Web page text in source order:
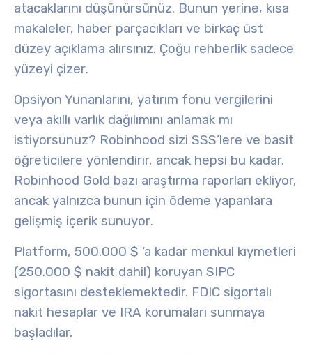
atacaklarını düşünürsünüz. Bunun yerine, kısa
makaleler, haber parçacıkları ve birkaç üst
düzey açıklama alırsınız. Çoğu rehberlik sadece
yüzeyi çizer.
Opsiyon Yunanlarını, yatırım fonu vergilerini
veya akıllı varlık dağılımını anlamak mı
istiyorsunuz? Robinhood sizi SSS’lere ve basit
öğreticilere yönlendirir, ancak hepsi bu kadar.
Robinhood Gold bazı araştırma raporları ekliyor,
ancak yalnızca bunun için ödeme yapanlara
gelişmiş içerik sunuyor.
Platform, 500.000 $ ‘a kadar menkul kıymetleri
(250.000 $ nakit dahil) koruyan SIPC
sigortasını desteklemektedir. FDIC sigortalı
nakit hesaplar ve IRA korumaları sunmaya
başladılar.